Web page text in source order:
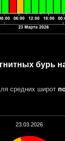
бурь
средних широт
23.03.2026